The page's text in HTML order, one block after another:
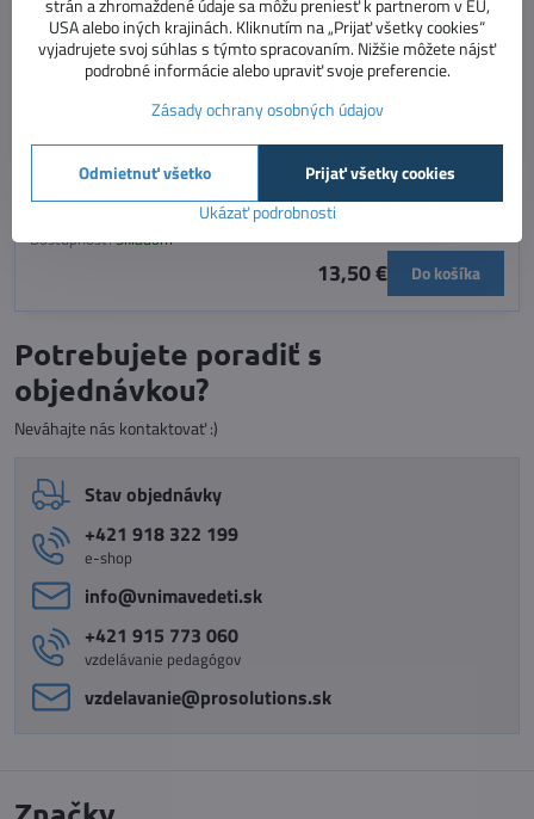
Zvieratká s nálepkami
kreatívna sada s odnímateľnými geometrickými nálepkami na
Dostupnosť:Skladom
13,50 € Do košíka
Potrebujete poradiť s
objednávkou?
Neváhajte nás kontaktovať :)
Stav objednávky
+421 918 322 199
e-shop
info​@vnimavedeti​.sk
+421 915 773 060
vzdelávanie pedagógov
vzdelavanie​@prosolutions​.sk
strán a zhromaždené údaje sa môžu preniesť k partnerom v EÚ,
USA alebo iných krajinách. Kliknutím na „Prijať všetky cookies“
vyjadrujete svoj súhlas s týmto spracovaním. Nižšie môžete nájsť
podrobné informácie alebo upraviť svoje preferencie.
Zásady ochrany osobných údajov
Ukázať podrobnosti
Prijať všetky cookies
Odmietnuť všetko